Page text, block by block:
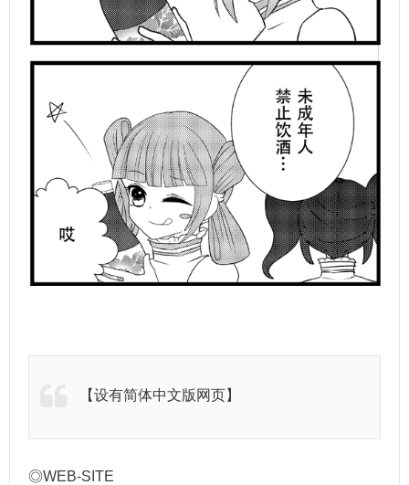
【设有简体中文版网页】
◎WEB-SITE